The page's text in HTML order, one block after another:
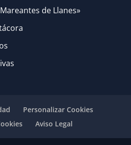
de Llanes»
Personalizar Cookies
Aviso Legal